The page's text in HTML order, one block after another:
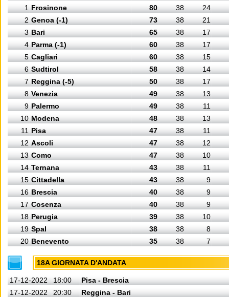
1 Frosinone 80 38
24
2 Genoa (-1) 73 38
21
3 Bari 65 38
17
4 Parma (-1) 60 38
17
5 Cagliari 60 38
15
6 Sudtirol 58 38
14
7 Reggina (-5) 50 38
17
8 Venezia 49 38
13
9 Palermo 49 38
11
10 Modena 48 38
13
11 Pisa 47 38
11
12 Ascoli 47 38
12
13 Como 47 38
10
14 Ternana 43 38
11
15 Cittadella 43 38
9
16 Brescia 40 38
9
17 Cosenza 40 38
9
18 Perugia 39 38
10
19 Spal 38 38
8
20 Benevento 35 38 7
18A GIORNATA D'ANDATA
17-12-2022 18:00
Pisa - Brescia
17-12-2022
20:30
Reggina - Bari